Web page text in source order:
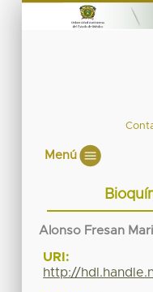
Menú
Alonso Fresan
URI:
http://